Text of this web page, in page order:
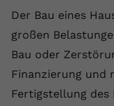
Der Bau eines
großen
Bau oder
Finanzierung und
Fertigstellung des
Laufzeit
Zweck